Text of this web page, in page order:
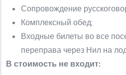
Сопровождение
Комплексный обед;
Входные билеты во все
переправа через Нил на
В стоимость не входит: